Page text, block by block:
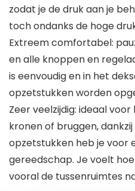
zodat je de druk aan je
toch ondanks de hoge
Extreem comfortabel:
en alle knoppen en
is eenvoudig en in het
opzetstukken worden
Zeer veelzijdig: ideaal
kronen of bruggen,
opzetstukken heb je voor
gereedschap. Je voelt
vooral de tussenruimtes